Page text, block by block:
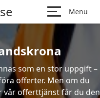
Menu
som en stor uppgift –
offerter. Men om du
vår offerttjänst får du den